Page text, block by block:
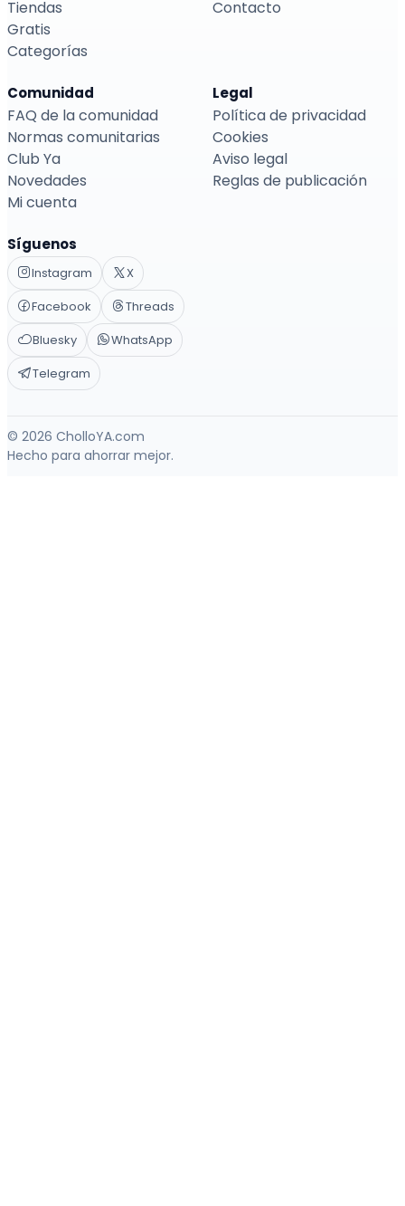
Tiendas
Gratis
Categorías
Contacto
Comunidad
FAQ de la comunidad
Normas comunitarias
Club Ya
Novedades
Mi cuenta
Legal
Política de privacidad
Cookies
Aviso legal
Reglas de publicación
Síguenos
Instagram
X
Facebook
Threads
Bluesky
WhatsApp
Telegram
© 2026 CholloYA.com
Hecho para ahorrar mejor.